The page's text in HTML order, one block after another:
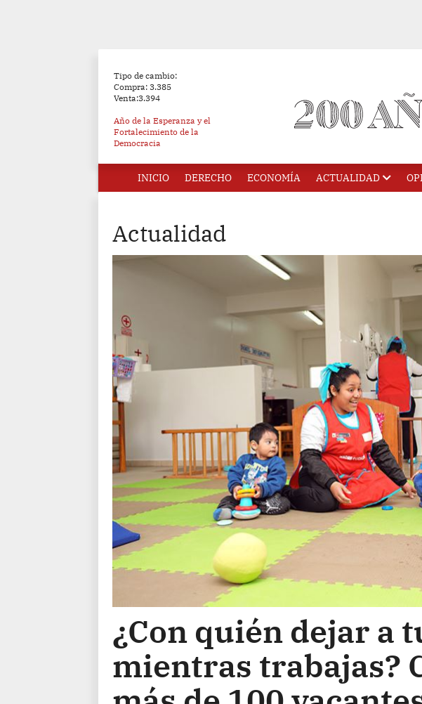
Tipo de cambio:
Compra: 3.385
Venta:3.394
Año de la Esperanza y el
Fortalecimiento de la
Democracia
INICIO DERECHO ECONOMÍA ACTUALIDAD
Actualidad
¿Con quién dejar a
mientras trabajas?